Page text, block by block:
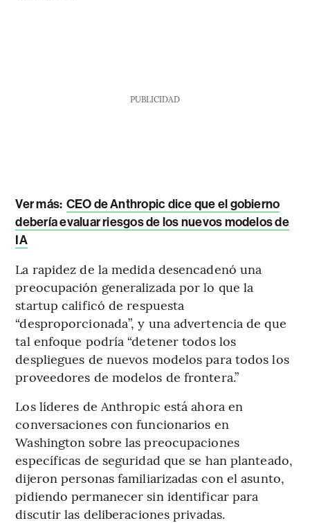
PUBLICIDAD
Ver más: CEO de Anthropic dice que el gobierno
debería evaluar riesgos de los nuevos modelos de
IA
La rapidez de la medida desencadenó una
preocupación generalizada por lo que la
startup calificó de respuesta
“desproporcionada”, y una advertencia de que
tal enfoque podría “detener todos los
despliegues de nuevos modelos para todos los
proveedores de modelos de frontera.”
Los líderes de Anthropic está ahora en
conversaciones con funcionarios en
Washington sobre las preocupaciones
específicas de seguridad que se han planteado,
dijeron personas familiarizadas con el asunto,
pidiendo permanecer sin identificar para
discutir las deliberaciones privadas.